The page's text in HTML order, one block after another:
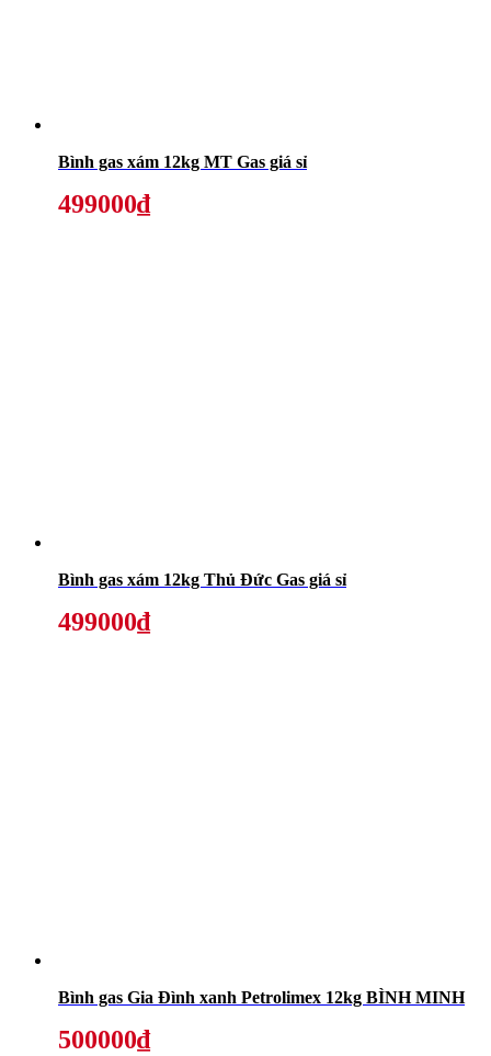
Bình gas xám 12kg MT Gas giá sỉ
499000₫
Bình gas xám 12kg Thủ Đức Gas giá sỉ
499000₫
Bình gas Gia Đình xanh Petrolimex 12kg BÌNH MINH
500000₫